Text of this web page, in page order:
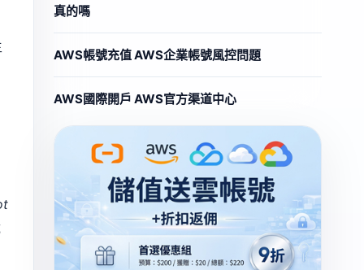
真的嗎
AWS帳號充值 AWS企業帳號風控問題
AWS國際開戶 AWS官方渠道中心